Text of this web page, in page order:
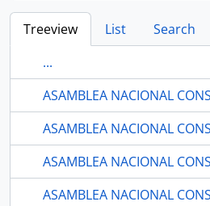
Treeview List
Search
...